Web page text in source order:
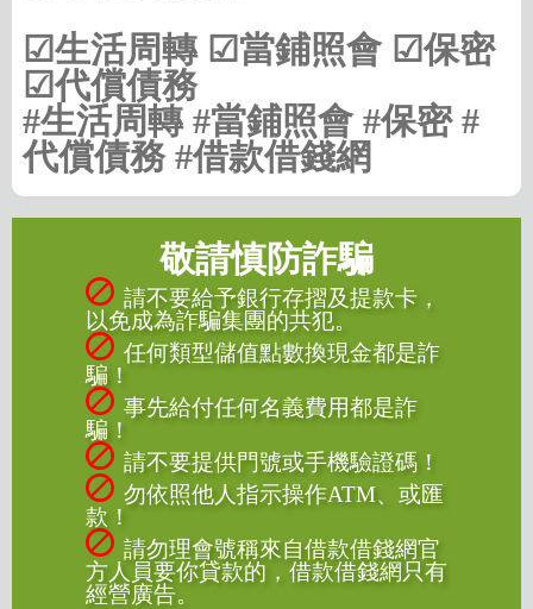
☑生活周轉 ☑當鋪照會 ☑保密
☑代償債務
#生活周轉 #當鋪照會 #保密 #
代償債務 #借款借錢網
敬請慎防詐騙
請不要給予銀行存摺及提款卡，
以免成為詐騙集團的共犯。
任何類型儲值點數換現金都是詐
騙！
事先給付任何名義費用都是詐
騙！
請不要提供門號或手機驗證碼！
勿依照他人指示操作ATM、或匯
款！
請勿理會號稱來自借款借錢網官
方人員要你貸款的，借款借錢網只有
經營廣告。